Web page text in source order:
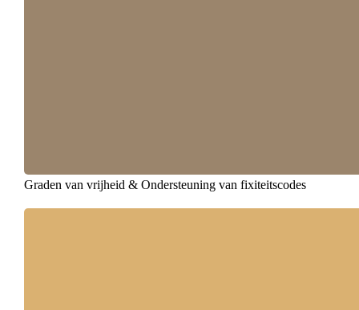
Graden van vrijheid & Ondersteuning van fixiteitscodes